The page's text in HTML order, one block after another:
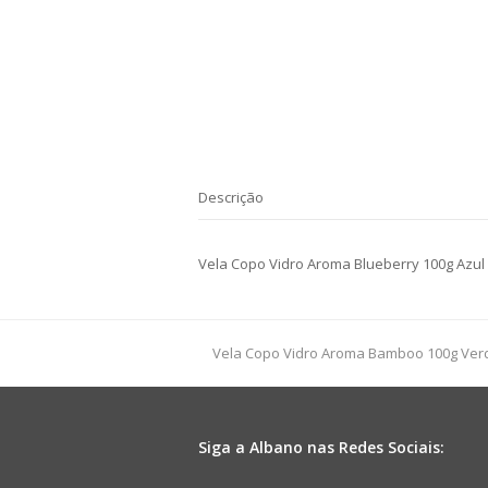
Descrição
Vela Copo Vidro Aroma Blueberry 100g Azul
previous
Vela Copo Vidro Aroma Bamboo 100g
Siga a Albano nas Redes Sociais: